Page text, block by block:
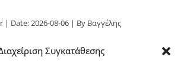
Συγκατάθεσης
Date: 2026-08-06
By Βαγγέλης